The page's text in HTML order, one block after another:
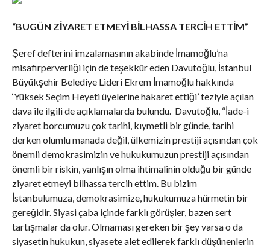
“BUGÜN ZİYARET ETMEYİ BİLHASSA TERCİH ETTİM”
Şeref defterini imzalamasının akabinde İmamoğlu’na
misafirperverliği için de teşekkür eden Davutoğlu, İstanbul
Büyükşehir Belediye Lideri Ekrem İmamoğlu hakkında
‘Yüksek Seçim Heyeti üyelerine hakaret ettiği’ teziyle açılan
dava ile ilgili de açıklamalarda bulundu. Davutoğlu, “İade-i
ziyaret borcumuzu çok tarihi, kıymetli bir günde, tarihi
derken olumlu manada değil, ülkemizin prestiji açısından çok
önemli demokrasimizin ve hukukumuzun prestiji açısından
önemli bir riskin, yanlışın olma ihtimalinin olduğu bir günde
ziyaret etmeyi bilhassa tercih ettim. Bu bizim
İstanbulumuza, demokrasimize, hukukumuza hürmetin bir
gereğidir. Siyasi çaba içinde farklı görüşler, bazen sert
tartışmalar da olur. Olmaması gereken bir şey varsa o da
siyasetin hukukun, siyasete alet edilerek farklı düşünenlerin